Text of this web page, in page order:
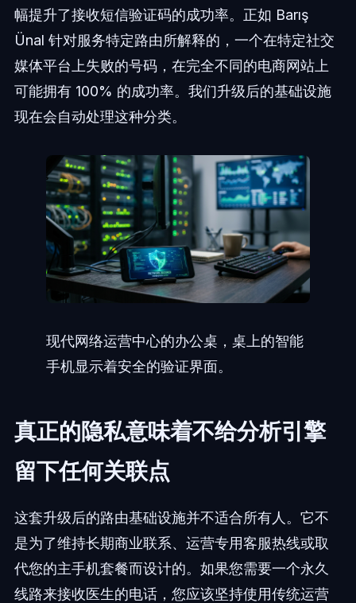
幅提升了接收短信验证码的成功率。正如 Barış
Ünal 针对服务特定路由所解释的，一个在特定社交
媒体平台上失败的号码，在完全不同的电商网站上
可能拥有 100% 的成功率。我们升级后的基础设施
现在会自动处理这种分类。
现代网络运营中心的办公桌，桌上的智能
手机显示着安全的验证界面。
真正的隐私意味着不给分析引擎
留下任何关联点
这套升级后的路由基础设施并不适合所有人。它不
是为了维持长期商业联系、运营专用客服热线或取
代您的主手机套餐而设计的。如果您需要一个永久
线路来接收医生的电话，您应该坚持使用传统运营